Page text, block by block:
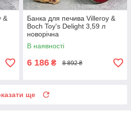
&
Банка для печива Villeroy &
Boch Toy's Delight 3,59 л
новорічна
В наявності
6 186 ₴ 8 892 ₴
ще